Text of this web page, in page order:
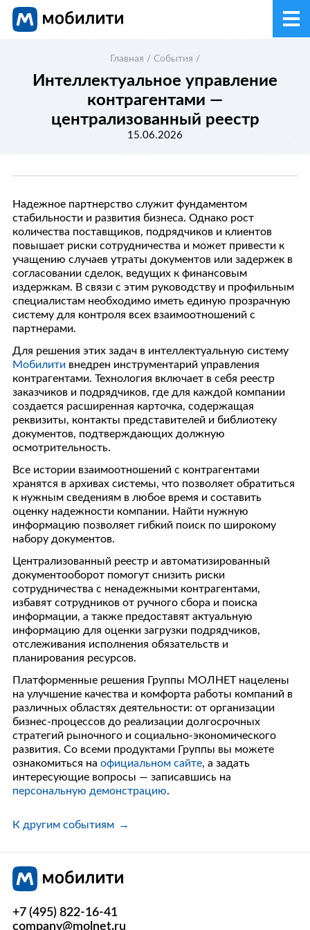
Главная / События /
Интеллектуальное управление
контрагентами —
централизованный реестр
15.06.2026
Надежное партнерство служит фундаментом
стабильности и развития бизнеса. Однако рост
количества поставщиков, подрядчиков и клиентов
повышает риски сотрудничества и может привести к
учащению случаев утраты документов или задержек в
согласовании сделок, ведущих к финансовым
издержкам. В связи с этим руководству и профильным
специалистам необходимо иметь единую прозрачную
систему для контроля всех взаимоотношений с
партнерами.
Для решения этих задач в интеллектуальную систему
Мобилити внедрен инструментарий управления
контрагентами. Технология включает в себя реестр
заказчиков и подрядчиков, где для каждой компании
создается расширенная карточка, содержащая
реквизиты, контакты представителей и библиотеку
документов, подтверждающих должную
осмотрительность.
Все истории взаимоотношений с контрагентами
хранятся в архивах системы, что позволяет обратиться
к нужным сведениям в любое время и составить
оценку надежности компании. Найти нужную
информацию позволяет гибкий поиск по широкому
набору документов.
Централизованный реестр и автоматизированный
документооборот помогут снизить риски
сотрудничества с ненадежными контрагентами,
избавят сотрудников от ручного сбора и поиска
информации, а также предоставят актуальную
информацию для оценки загрузки подрядчиков,
отслеживания исполнения обязательств и
планирования ресурсов.
Платформенные решения Группы МОЛНЕТ нацелены
на улучшение качества и комфорта работы компаний в
различных областях деятельности: от организации
бизнес-процессов до реализации долгосрочных
стратегий рыночного и социально-экономического
развития. Со всеми продуктами Группы вы можете
ознакомиться на официальном сайте, а задать
интересующие вопросы — записавшись на
персональную демонстрацию.
К другим событиям
+7 (495) 822-16-41
company@molnet.ru